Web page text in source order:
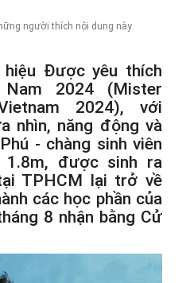
người thích nội dung này
Được yêu thích
2024 (Mister
2024), với
nhìn, năng động và
- chàng sinh viên
được sinh ra
TPHCM lại trở về
các học phần của
8 nhận bằng Cử